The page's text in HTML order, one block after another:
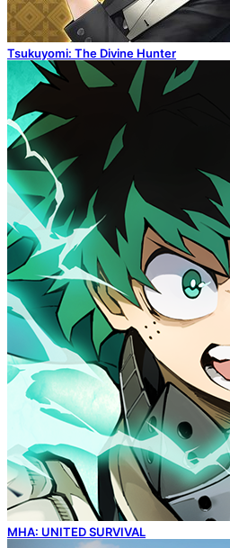
Tsukuyomi: The Divine Hunter
MHA: UNITED SURVIVAL